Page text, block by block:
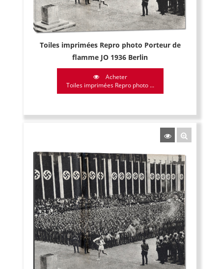
Toiles imprimées Repro photo Porteur de
flamme JO 1936 Berlin
Acheter
Toiles imprimées Repro photo ...